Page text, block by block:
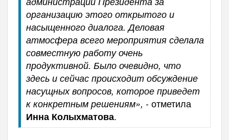
организацию этого открытого и
насыщенного диалога. Деловая
атмосфера всего мероприятия сделала
совместную работу очень
продуктивной. Было очевидно, что
здесь и сейчас происходит обсуждение
насущных вопросов, которое приведет
к конкретным решениям», - отметила
Инна Колыхматова.